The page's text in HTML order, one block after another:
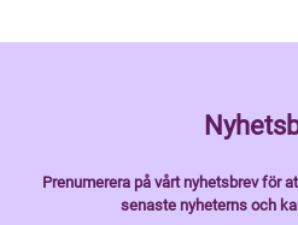
Prenumerera på vårt nyhetsbrev för
senaste nyheterns och